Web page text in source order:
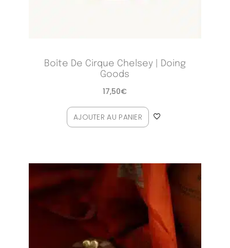
Boîte De Cirque Chelsey | Doing
Goods
17,50€
AJOUTER AU PANIER